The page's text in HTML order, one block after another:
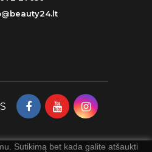
Sutikimą bet kada galite atšaukti